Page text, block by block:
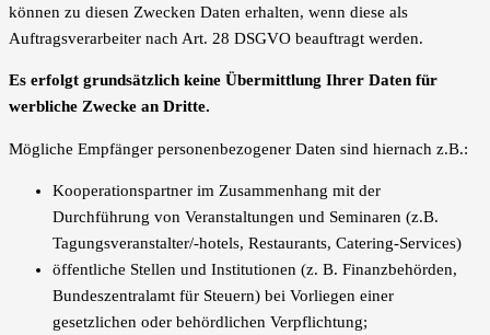
können zu diesen Zwecken Daten erhalten, wenn diese als
Auftragsverarbeiter nach Art. 28 DSGVO beauftragt werden.
Es erfolgt grundsätzlich keine Übermittlung Ihrer Daten für
werbliche Zwecke an Dritte.
Mögliche Empfänger personenbezogener Daten sind hiernach z.B.:
Kooperationspartner im Zusammenhang mit der
Durchführung von Veranstaltungen und Seminaren (z.B.
Tagungsveranstalter/-hotels, Restaurants, Catering-Services)
öffentliche Stellen und Institutionen (z. B. Finanzbehörden,
Bundeszentralamt für Steuern) bei Vorliegen einer
gesetzlichen oder behördlichen Verpflichtung;